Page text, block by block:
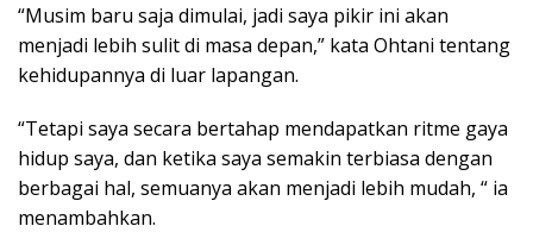
“Musim baru saja dimulai, jadi saya pikir ini akan
menjadi lebih sulit di masa depan,” kata Ohtani tentang
kehidupannya di luar lapangan.
“Tetapi saya secara bertahap mendapatkan ritme gaya
hidup saya, dan ketika saya semakin terbiasa dengan
berbagai hal, semuanya akan menjadi lebih mudah, “ ia
menambahkan.